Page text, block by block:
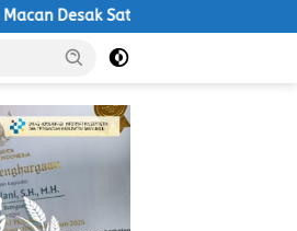
Aturan, Operasional PKS